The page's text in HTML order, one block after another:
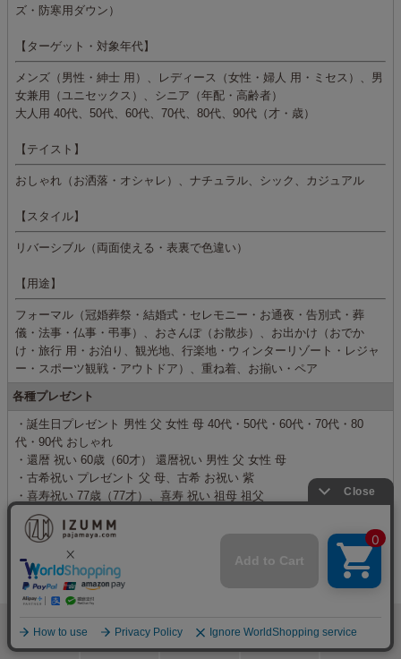
ホーム カート おねむりフェア
ズ・防寒用ダウン）
【ターゲット・対象年代】
メンズ（男性・紳士 用）、レディース（女性・婦人 用・ミセス）、男
女兼用（ユニセックス）、シニア（年配・高齢者）
大人用 40代、50代、60代、70代、80代、90代（才・歳）
【テイスト】
おしゃれ（お洒落・オシャレ）、ナチュラル、シック、カジュアル
【スタイル】
リバーシブル（両面使える・表裏で色違い）
【用途】
フォーマル（冠婚葬祭・結婚式・セレモニー・お通夜・告別式・葬
儀・法事・仏事・弔事）、おさんぽ（お散歩）、お出かけ（おでか
け・旅行 用・お泊り、観光地、行楽地・ウィンターリゾート・レジャ
ー・スポーツ観戦・アウトドア）、重ね着、お揃い・ペア
各種プレゼント
・誕生日プレゼント 男性 父 女性 母 40代・50代・60代・70代・80
代・90代 おしゃれ
・還暦 祝い 60歳（60才） 還暦祝い 男性 父 女性 母
・古希祝い プレゼント 父 母、古希 お祝い 紫
・喜寿祝い 77歳（77才）、喜寿 祝い 祖母 祖父
・卒寿 プレゼント
・米寿祝い 88歳（88才）、米寿 プレゼント お祝い
【その他のギフト】
お礼、お返し、内祝い、新築祝い、結婚記念日、両親 プレゼント 結婚
日、傘寿、白寿、百寿、サプライズ、お見舞い、お歳暮、ギフトセッ
ト、両親へのプレゼント、おじいちゃん おばあちゃん プレゼント、金